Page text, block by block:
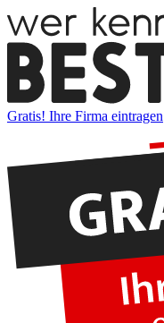
Gratis! Ihre Firma eintragen